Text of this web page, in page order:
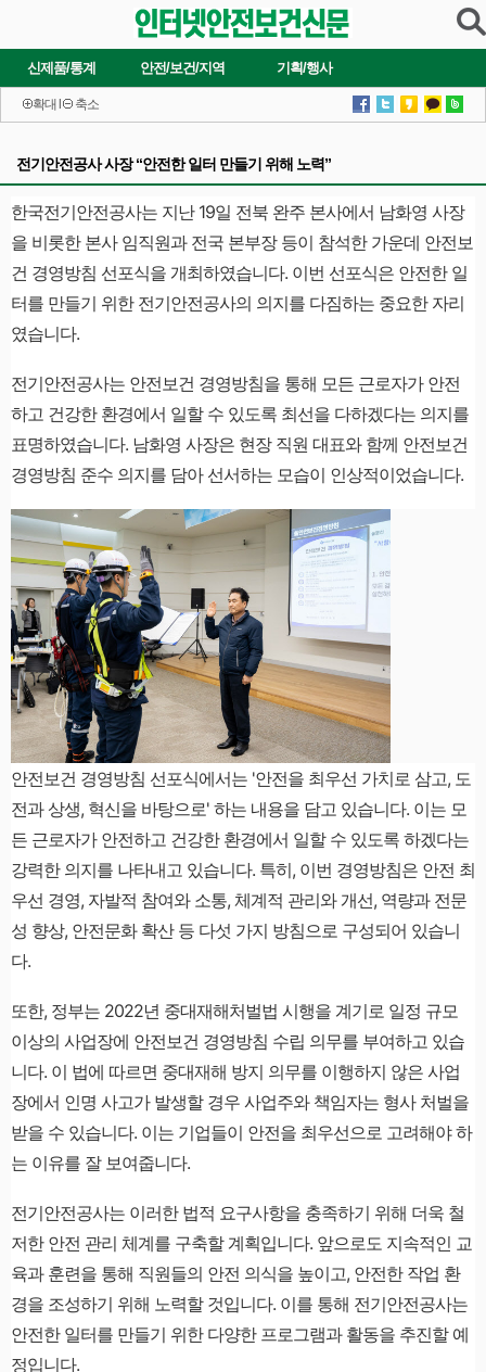
신제품/통계 안전/보건/지역 기획/행사
확대 축소
전기안전공사 사장 “안전한 일터 만들기 위해 노력”
한국전기안전공사는 지난 19일 전북 완주 본사에서 남화영 사장
을 비롯한 본사 임직원과 전국 본부장 등이 참석한 가운데 안전보
건 경영방침 선포식을 개최하였습니다. 이번 선포식은 안전한 일
터를 만들기 위한 전기안전공사의 의지를 다짐하는 중요한 자리
였습니다.
전기안전공사는 안전보건 경영방침을 통해 모든 근로자가 안전
하고 건강한 환경에서 일할 수 있도록 최선을 다하겠다는 의지를
표명하였습니다. 남화영 사장은 현장 직원 대표와 함께 안전보건
경영방침 준수 의지를 담아 선서하는 모습이 인상적이었습니다.
안전보건 경영방침 선포식에서는 '안전을 최우선 가치로 삼고, 도
전과 상생, 혁신을 바탕으로' 하는 내용을 담고 있습니다. 이는 모
든 근로자가 안전하고 건강한 환경에서 일할 수 있도록 하겠다는
강력한 의지를 나타내고 있습니다. 특히, 이번 경영방침은 안전 최
우선 경영, 자발적 참여와 소통, 체계적 관리와 개선, 역량과 전문
성 향상, 안전문화 확산 등 다섯 가지 방침으로 구성되어 있습니
다.
또한, 정부는 2022년 중대재해처벌법 시행을 계기로 일정 규모
이상의 사업장에 안전보건 경영방침 수립 의무를 부여하고 있습
니다. 이 법에 따르면 중대재해 방지 의무를 이행하지 않은 사업
장에서 인명 사고가 발생할 경우 사업주와 책임자는 형사 처벌을
받을 수 있습니다. 이는 기업들이 안전을 최우선으로 고려해야 하
는 이유를 잘 보여줍니다.
전기안전공사는 이러한 법적 요구사항을 충족하기 위해 더욱 철
저한 안전 관리 체계를 구축할 계획입니다. 앞으로도 지속적인 교
육과 훈련을 통해 직원들의 안전 의식을 높이고, 안전한 작업 환
경을 조성하기 위해 노력할 것입니다. 이를 통해 전기안전공사는
안전한 일터를 만들기 위한 다양한 프로그램과 활동을 추진할 예
정입니다.